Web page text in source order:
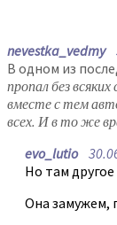
nevestka_vedmy
В одном из
пропал без
вместе с тем
всех. И в то же
evo_lutio
Но там
Она замужем,